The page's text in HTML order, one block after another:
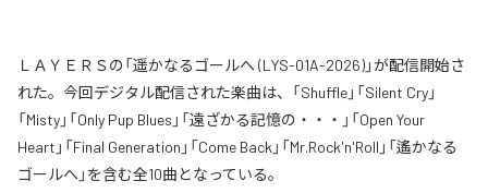
ＬＡＹＥＲＳの「遥かなるゴールへ (LYS-01A-2026)」が配信開始さ
れた。今回デジタル配信された楽曲は、「Shuffle」「Silent Cry」
「Misty」「Only Pup Blues」「遠ざかる記憶の・・・」「Open Your
Heart」「Final Generation」「Come Back」「Mr.Rock'n'Roll」「遙かなる
ゴールへ」を含む全10曲となっている。